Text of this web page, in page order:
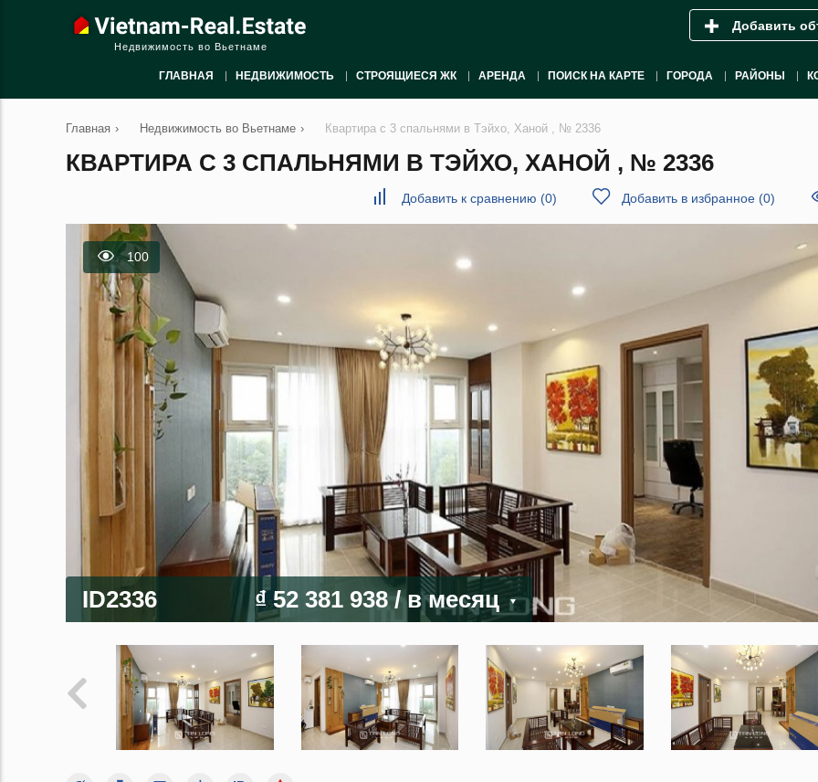
Недвижимость во Вьетнаме
Добавить
ГЛАВНАЯ НЕДВИЖИМОСТЬ СТРОЯЩИЕСЯ ЖК АРЕНДА ПОИСК НА КАРТЕ ГОРОДА РАЙОНЫ
Главная › Недвижимость во Вьетнаме › Квартира с 3 спальнями в Тэйхо, Ханой , № 2336
КВАРТИРА С 3 СПАЛЬНЯМИ В ТЭЙХО, ХАНОЙ , № 2336
Добавить к сравнению (0) Добавить в избранное (0)
100
ID2336 ₫ 52 381 938/ в месяц